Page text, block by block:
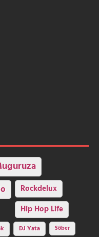
Rockdelux
Hip Hop Life
DJ Yata
Sôber